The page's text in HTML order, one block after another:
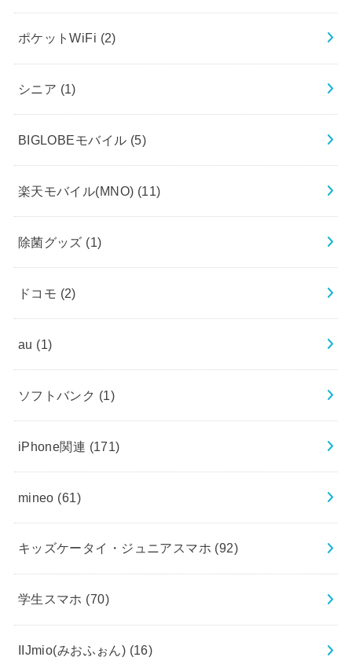
ポケットWiFi (2)
シニア (1)
BIGLOBEモバイル (5)
楽天モバイル(MNO) (11)
除菌グッズ (1)
ドコモ (2)
au (1)
ソフトバンク (1)
iPhone関連 (171)
mineo (61)
キッズケータイ・ジュニアスマホ (92)
学生スマホ (70)
IIJmio(みおふぉん) (16)